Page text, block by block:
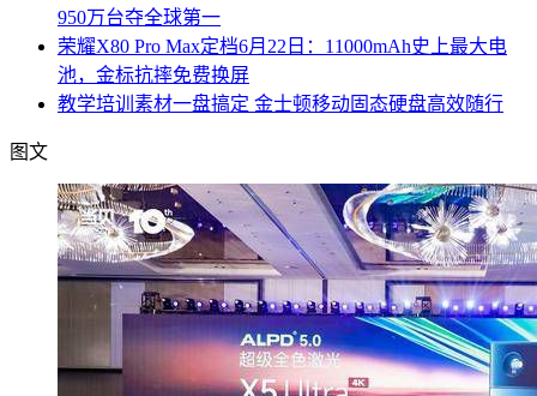
950万台夺全球第一
荣耀X80 Pro Max定档6月22日：11000mAh史上最大电
池，金标抗摔免费换屏
教学培训素材一盘搞定 金士顿移动固态硬盘高效随行
图文